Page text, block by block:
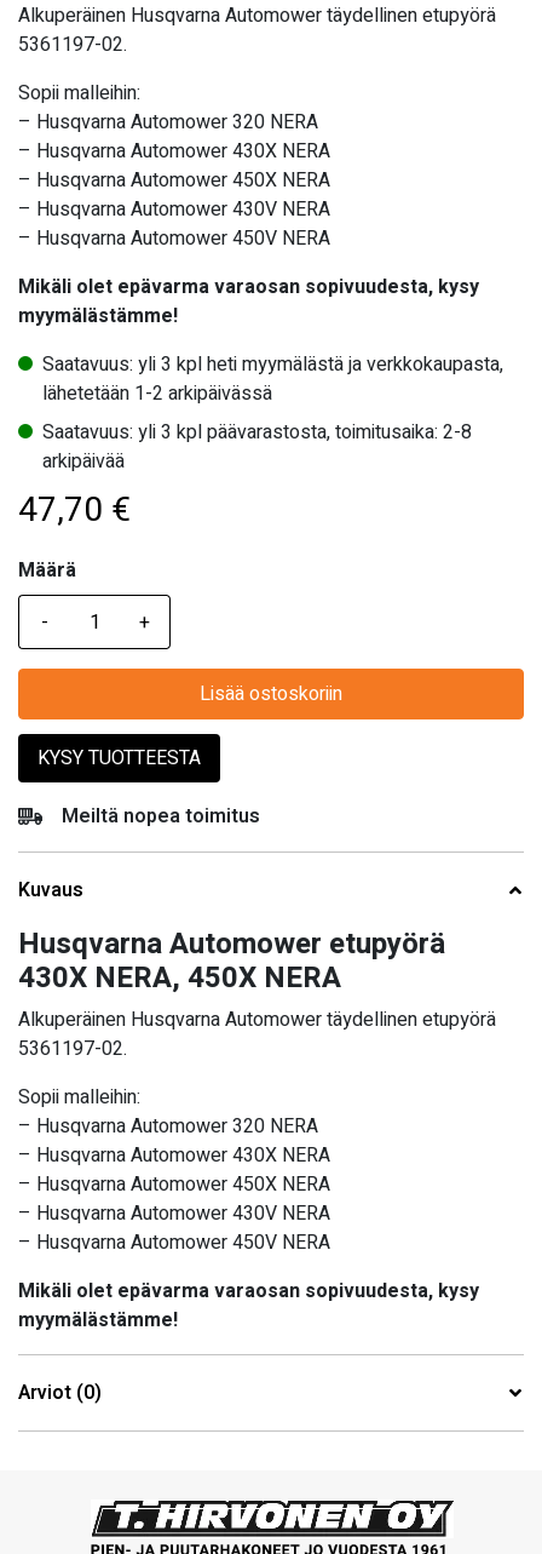
Alkuperäinen Husqvarna Automower täydellinen etupyörä
5361197-02.
Sopii malleihin:
– Husqvarna Automower 320 NERA
– Husqvarna Automower 430X NERA
– Husqvarna Automower 450X NERA
– Husqvarna Automower 430V NERA
– Husqvarna Automower 450V NERA
Mikäli olet epävarma varaosan sopivuudesta, kysy
myymälästämme!
Saatavuus: yli 3 kpl heti myymälästä ja verkkokaupasta,
lähetetään 1-2 arkipäivässä
Saatavuus: yli 3 kpl päävarastosta, toimitusaika: 2-8
arkipäivää
47,70 €
Määrä
Määrä
Lisää ostoskoriin
KYSY TUOTTEESTA
Meiltä nopea toimitus
Kuvaus
Husqvarna Automower etupyörä
430X NERA, 450X NERA
Alkuperäinen Husqvarna Automower täydellinen etupyörä
5361197-02.
Sopii malleihin:
– Husqvarna Automower 320 NERA
– Husqvarna Automower 430X NERA
– Husqvarna Automower 450X NERA
– Husqvarna Automower 430V NERA
– Husqvarna Automower 450V NERA
Mikäli olet epävarma varaosan sopivuudesta, kysy
myymälästämme!
Arviot (0)